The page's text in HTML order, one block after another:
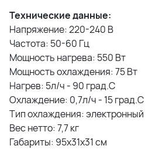
Технические данные:
Напряжение: 220-240 В
Частота: 50-60 Гц
Мощность нагрева: 550 Вт
Мощность охлаждения: 75 Вт
Нагрев: 5л/ч - 90 град.С
Охлаждение: 0,7л/ч - 15 град.С
Тип охлаждения: электронный
Вес нетто: 7,7 кг
Габариты: 95x31x31 см